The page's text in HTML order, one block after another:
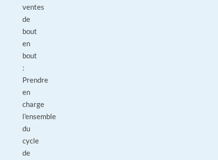
ventes
de
bout
en
bout
:
Prendre
en
charge
l'ensemble
du
cycle
de